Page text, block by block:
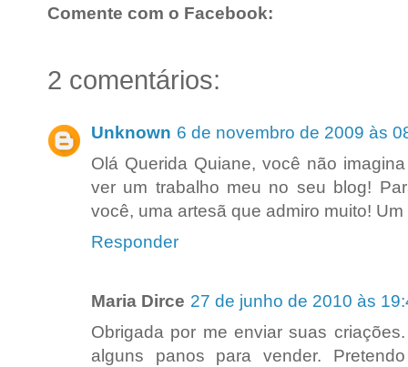
Comente com o Facebook:
2 comentários:
Unknown 6 de novembro de 2009 às
Olá Querida Quiane, você não
ver um trabalho meu no seu blog!
você, uma artesã que admiro muito!
Responder
Maria Dirce 27 de junho de 2010 às
Obrigada por me enviar suas
alguns panos para vender.